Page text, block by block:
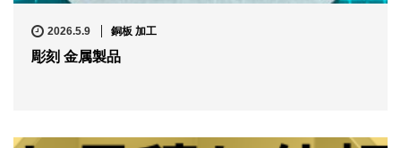
2026.5.9 銅板 加工
彫刻 金属製品